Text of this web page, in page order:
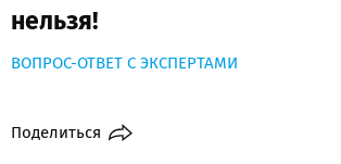
нельзя!
ВОПРОС-ОТВЕТ С ЭКСПЕРТАМИ
Поделиться